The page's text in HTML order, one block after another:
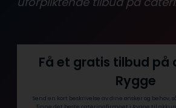
Få et gratis tilbud på
Rygge
Send en kort beskrivelse av dine ønsker og behov,
finne det beste cateringfirmaet i Rygge til